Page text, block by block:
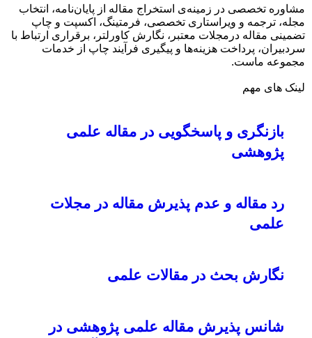
مشاوره تخصصی در زمینه‌ی استخراج مقاله از پایان‌نامه، انتخاب
مجله، ترجمه و ویراستاری تخصصی، فرمتینگ، اکسپت و چاپ
تضمینی مقاله درمجلات معتبر، نگارش کاورلتر، برقراری ارتباط با
سردبیران، پرداخت هزینه‌ها و پیگیری فرآیند چاپ از خدمات
مجموعه ماست.
لینک های مهم
بازنگری و پاسخگویی در مقاله علمی
پژوهشی
رد مقاله و عدم پذیرش مقاله در مجلات
علمی
نگارش بحث در مقالات علمی
شانس پذیرش مقاله علمی پژوهشی در